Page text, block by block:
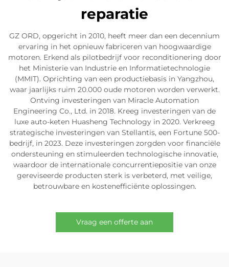
reparatie
GZ ORD, opgericht in 2010, heeft meer dan een decennium
ervaring in het opnieuw fabriceren van hoogwaardige
motoren. Erkend als pilotbedrijf voor reconditionering door
het Ministerie van Industrie en Informatietechnologie
(MMIT). Oprichting van een productiebasis in Yangzhou,
waar jaarlijks ruim 20.000 oude motoren worden verwerkt.
Ontving investeringen van Miracle Automation
Engineering Co., Ltd. in 2018. Kreeg investeringen van de
luxe auto-keten Huasheng Technology in 2020. Verkreeg
strategische investeringen van Stellantis, een Fortune 500-
bedrijf, in 2023. Deze investeringen zorgden voor financiële
ondersteuning en stimuleerden technologische innovatie,
waardoor de internationale concurrentiepositie van onze
gereviseerde producten sterk is verbeterd, met veilige,
betrouwbare en kostenefficiënte oplossingen.
Vraag een offerte aan